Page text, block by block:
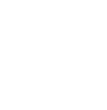
きありがとうございまし